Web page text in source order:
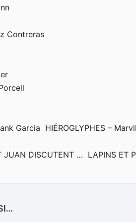
Contreras
Garcia HIÉROGLYPHES –
DISCUTENT … LAPINS ET